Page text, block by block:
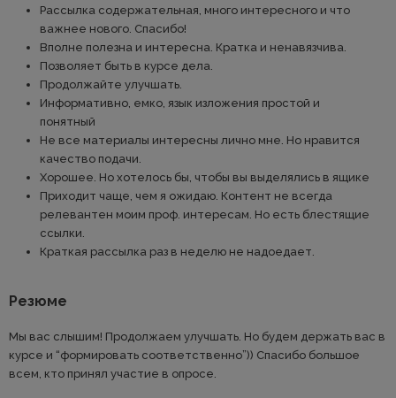
Рассылка содержательная, много интересного и что
важнее нового. Спасибо!
Вполне полезна и интересна. Кратка и ненавязчива.
Позволяет быть в курсе дела.
Продолжайте улучшать.
Информативно, емко, язык изложения простой и
понятный
Не все материалы интересны лично мне. Но нравится
качество подачи.
Хорошее. Но хотелось бы, чтобы вы выделялись в ящике
Приходит чаще, чем я ожидаю. Контент не всегда
релевантен моим проф. интересам. Но есть блестящие
ссылки.
Краткая рассылка раз в неделю не надоедает.
Резюме
Мы вас слышим! Продолжаем улучшать. Но будем держать вас в
курсе и “формировать соответственно”)) Спасибо большое
всем, кто принял участие в опросе.